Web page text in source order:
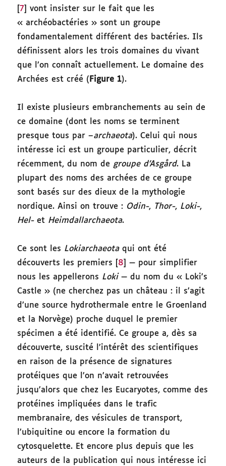
[7 ] vont insister sur le fait que les
« archéobactéries » sont un groupe
fondamentalement différent des bactéries. Ils
définissent alors les trois domaines du vivant
que l’on connaît actuellement. Le domaine des
Archées est créé ( Figure 1).
Il existe plusieurs embranchements au sein de
ce domaine (dont les noms se terminent
presque tous par –archaeota). Celui qui nous
intéresse ici est un groupe particulier, décrit
récemment, du nom de groupe d’Asgård. La
plupart des noms des archées de ce groupe
sont basés sur des dieux de la mythologie
nordique. Ainsi on trouve : Odin-, Thor-, Loki-,
Hel-et Heimdallarchaeota.
Ce sont les Lokiarchaeotaqui ont été
découverts les premiers [ 8 ] — pour simplifier
nous les appellerons Loki— du nom du « Loki’s
Castle » (ne cherchez pas un château : il s’agit
d’une source hydrothermale entre le Groenland
et la Norvège) proche duquel le premier
spécimen a été identifié. Ce groupe a, dès sa
découverte, suscité l’intérêt des scientifiques
en raison de la présence de signatures
protéiques que l’on n’avait retrouvées
jusqu’alors que chez les Eucaryotes, comme des
protéines impliquées dans le trafic
membranaire, des vésicules de transport,
l’ubiquitine ou encore la formation du
cytosquelette. Et encore plus depuis que les
auteurs de la publication qui nous intéresse ici